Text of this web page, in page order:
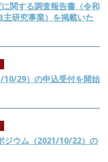
関する調査報告書（令和
主研究事業）を掲載いた
29）の申込受付を開始
ジウム（2021/10/22）の